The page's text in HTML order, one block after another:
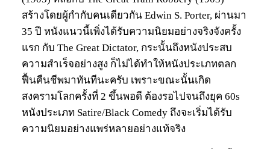
สร้างโดยผู้กำกับคนเดียวกัน Edwin S. Porter, ผ่านมา
35 ปี หนังแนวนี้เพิ่งได้รับความนิยมอย่างจริงจังครั้ง
แรก กับ The Great Dictator, กระนั้นถึงหนังประสบ
ความสำเร็จอย่างสูง ก็ไม่ได้ทำให้หนังประเภทตลก
ฟื้นคืนชีพมาทันทีนะครับ เพราะขณะนั้นเกิด
สงครามโลกครั้งที่ 2 ขึ้นพอดี ต้องรอไปจนถึงยุค 60s
หนังประเภท Satire/Black Comedy ถึงจะเริ่มได้รับ
ความนิยมอย่างแพร่หลายอย่างแท้จริง